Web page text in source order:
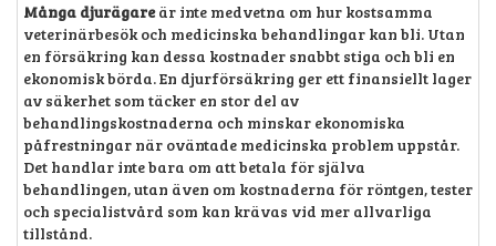
Många djurägareär inte medvetna om hur kostsamma
veterinärbesök och medicinska behandlingar kan bli. Utan
en försäkring kan dessa kostnader snabbt stiga och bli en
ekonomisk börda. En djurförsäkring ger ett finansiellt lager
av säkerhet som täcker en stor del av
behandlingskostnaderna och minskar ekonomiska
påfrestningar när oväntade medicinska problem uppstår.
Det handlar inte bara om att betala för själva
behandlingen, utan även om kostnaderna för röntgen, tester
och specialistvård som kan krävas vid mer allvarliga
tillstånd.